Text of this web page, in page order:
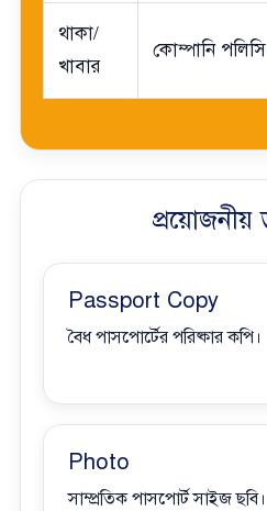
থাকা/
খাবার
কোম্পানি
প্রয়োজনীয়
Passport Copy
বৈধ পাসপোর্টের পরিষ্কার কপি।
Photo
সাম্প্রতিক পাসপোর্ট সাইজ ছবি।